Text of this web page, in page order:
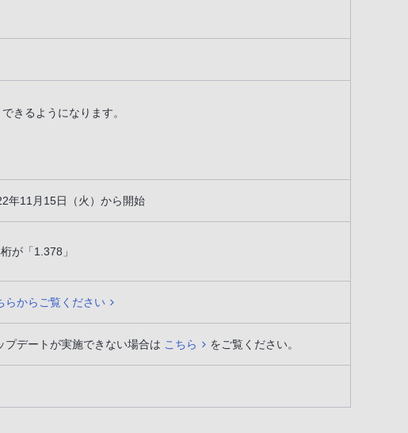
きるようになります。
年11月15日（火）から開始
が「1.378」
らからご覧ください
プデートが実施できない場合は こちら をご覧ください。